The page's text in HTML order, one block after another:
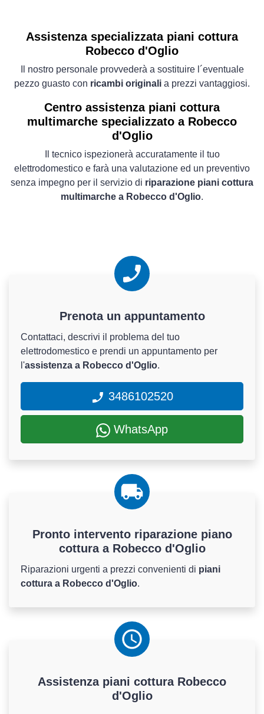
Assistenza specializzata piani cottura
Robecco d'Oglio
Il nostro personale provvederà a sostituire l´eventuale
pezzo guasto con ricambi originali a prezzi vantaggiosi.
Centro assistenza piani cottura
multimarche specializzato a Robecco
d'Oglio
Il tecnico ispezionerà accuratamente il tuo
elettrodomestico e farà una valutazione ed un preventivo
senza impegno per il servizio di riparazione piani cottura
multimarche a Robecco d'Oglio.
Prenota un appuntamento
Contattaci, descrivi il problema del tuo
elettrodomestico e prendi un appuntamento per
l'assistenza a Robecco d'Oglio.
3486102520
WhatsApp
Pronto intervento riparazione piano
cottura a Robecco d'Oglio
Riparazioni urgenti a prezzi convenienti di piani
cottura a Robecco d'Oglio.
Assistenza piani cotturaRobecco
d'Oglio